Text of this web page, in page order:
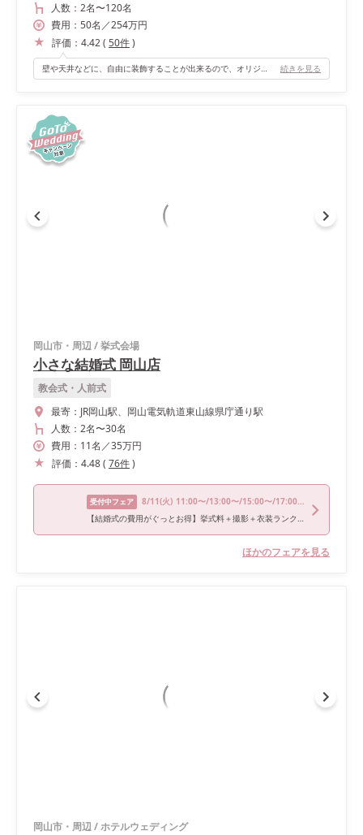
人数： 2名〜120名
費用： 50名 ／254万円
評価： 4.42( 50件)
壁や天井などに、自由に装飾することが出来るので、オリジナル感の溢れるパーティ会場になります。 続きを見る
岡山市・周辺/挙式会場
小さな結婚式 岡山店
教会式・人前式
最寄： JR岡山駅、岡山電気軌道東山線県庁通り駅
人数： 2名〜30名
費用： 11名 ／35万円
評価： 4.48( 76件)
受付中フェア 8/11(火) 11:00〜/13:00〜/15:00〜/17:00〜
【結婚式の費用がぐっとお得】挙式料＋撮影＋衣装ランクアップがセットで半額以下の198,000円!チャペル見学から予算相談までまるっと体験BIGフェア
ほかのフェアを見る
岡山市・周辺/ホテルウェディング